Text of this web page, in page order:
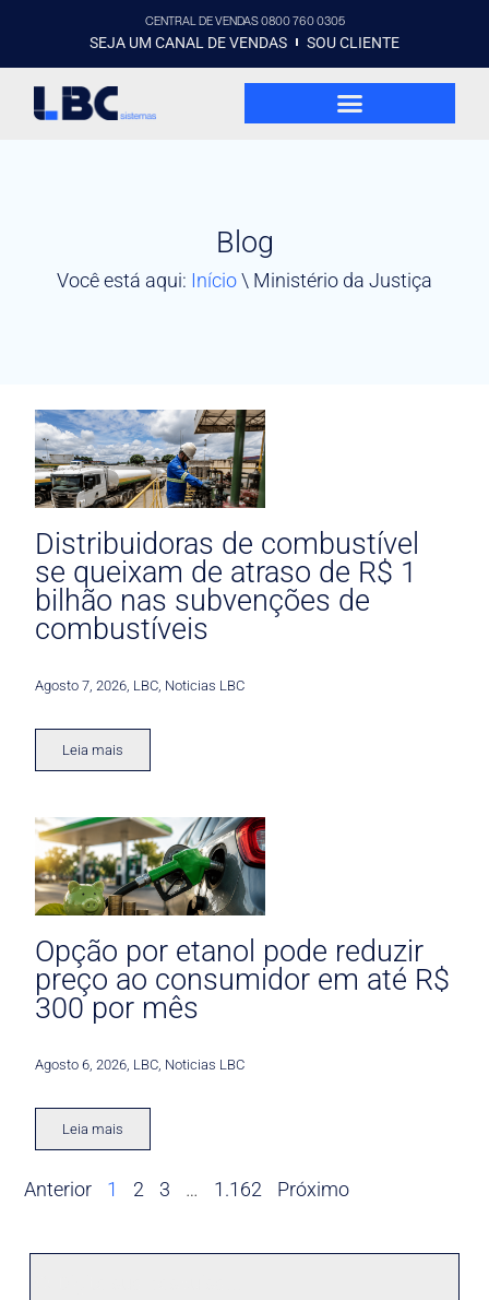
CENTRAL DE VENDAS 0800 760 0305
SEJA UM CANAL DE VENDAS SOU CLIENTE
Blog
Você está aqui: Início\ Ministério da Justiça
Distribuidoras de combustível
se queixam de atraso de R$ 1
bilhão nas subvenções de
combustíveis
Agosto 7, 2026 LBC Noticias LBC
Leia mais
Opção por etanol pode reduzir
preço ao consumidor em até R$
300 por mês
Agosto 6, 2026 LBC Noticias LBC
Leia mais
Anterior 1 2 3 … 1.162 Próximo